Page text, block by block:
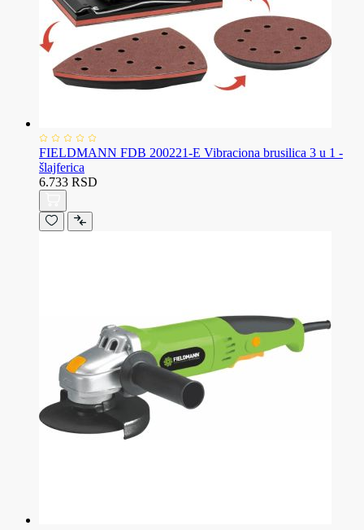
FIELDMANN FDB 200221-E Vibraciona brusilica 3 u 1 -
šlajferica
6.733 RSD